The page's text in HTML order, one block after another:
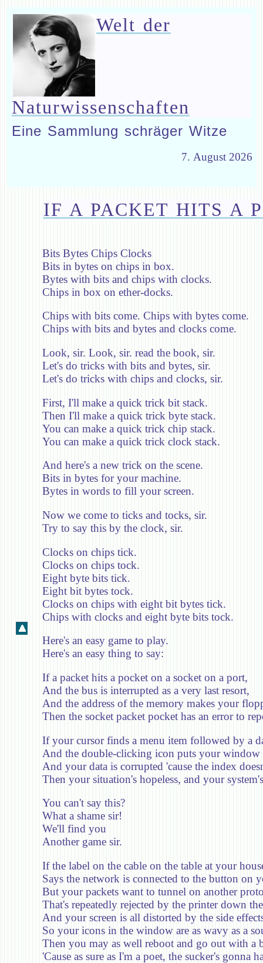
Welt der
Naturwissenschaften
Eine Sammlung schräger Witze
7. August 2026
IF A PACKET HITS A
Bits Bytes Chips Clocks
Bits in bytes on chips in box.
Bytes with bits and chips with clocks.
Chips in box on ether-docks.
Chips with bits come. Chips with bytes come.
Chips with bits and bytes and clocks come.
Look, sir. Look, sir. read the book, sir.
Let's do tricks with bits and bytes, sir.
Let's do tricks with chips and clocks, sir.
First, I'll make a quick trick bit stack.
Then I'll make a quick trick byte stack.
You can make a quick trick chip stack.
You can make a quick trick clock stack.
And here's a new trick on the scene.
Bits in bytes for your machine.
Bytes in words to fill your screen.
Now we come to ticks and tocks, sir.
Try to say this by the clock, sir.
Clocks on chips tick.
Clocks on chips tock.
Eight byte bits tick.
Eight bit bytes tock.
Clocks on chips with eight bit bytes tick.
Chips with clocks and eight byte bits tock.
Here's an easy game to play.
Here's an easy thing to say:
If a packet hits a pocket on a socket on a port,
And the bus is interrupted as a very last resort,
And the address of the memory makes your
Then the socket packet pocket has an error to
If your cursor finds a menu item followed by a
And the double-clicking icon puts your window
And your data is corrupted 'cause the index
Then your situation's hopeless, and your
You can't say this?
What a shame sir!
We'll find you
Another game sir.
If the label on the cable on the table at your
Says the network is connected to the button on
But your packets want to tunnel on another
That's repeatedly rejected by the printer down
And your screen is all distorted by the side
So your icons in the window are as wavy as a
Then you may as well reboot and go out with a
'Cause as sure as I'm a poet, the sucker's gonna